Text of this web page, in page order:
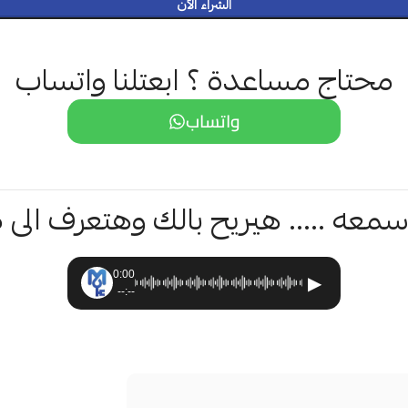
الشراء الآن
محتاج مساعدة ؟ ابعتلنا واتساب
واتساب
..... هيريح بالك وهتعرف
▶
0:00
--:--